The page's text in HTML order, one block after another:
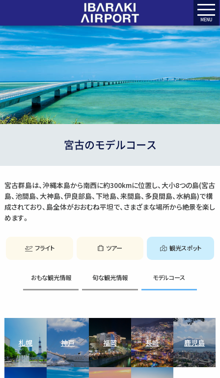
MENU
宮古のモデルコース
宮古群島は、沖縄本島から南西に約300kmに位置し、大小8つの島(宮古
島、池間島、大神島、伊良部島、下地島、来間島、多良間島、水納島)で構
成されており、島全体がおおむね平坦で、さまざまな場所から絶景を楽し
めます。
フライト ツアー 観光スポット
おもな観光情報 旬な観光情報 モデルコース
札幌 神戸 福岡 長崎 鹿児島